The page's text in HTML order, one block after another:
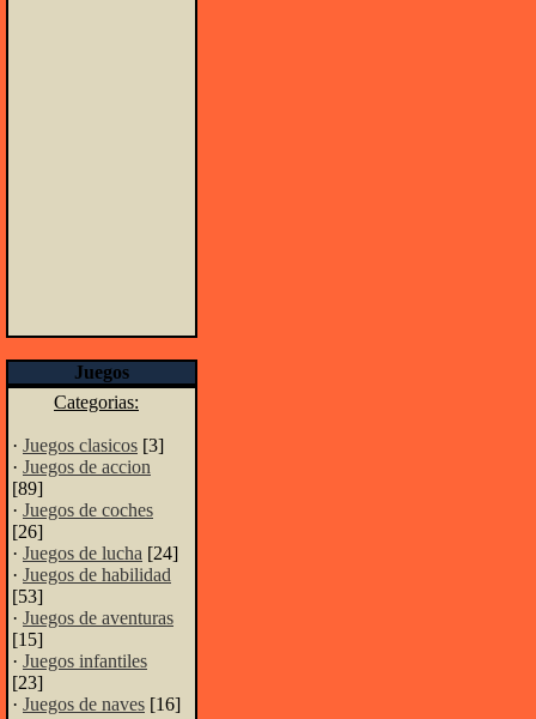
Juegos
Categorias:
· Juegos clasicos [3]
· Juegos de accion
[89]
· Juegos de coches
[26]
· Juegos de lucha [24]
· Juegos de habilidad
[53]
· Juegos de aventuras
[15]
· Juegos infantiles
[23]
· Juegos de naves [16]